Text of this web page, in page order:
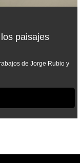
paisajes
de Jorge Rubio y